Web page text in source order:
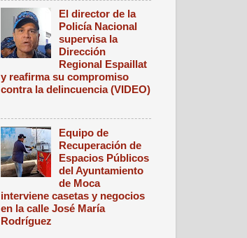
El director de la
Policía Nacional
supervisa la
Dirección
Regional Espaillat
y reafirma su compromiso
contra la delincuencia (VIDEO)
Equipo de
Recuperación de
Espacios Públicos
del Ayuntamiento
de Moca
interviene casetas y negocios
en la calle José María
Rodríguez